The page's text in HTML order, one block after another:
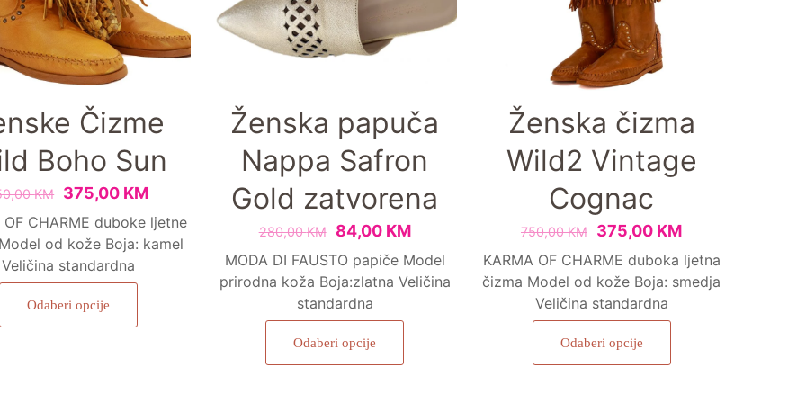
Čizme
Boho Sun
KM 375,00 KM
OF CHARME duboke ljetne
od kože Boja: kamel
Veličina standardna
Odaberi opcije
Ženska papuča
Nappa Safron
Gold zatvorena
280,00KM 84,00 KM
MODA DI FAUSTO papiče Model
prirodna koža Boja:zlatna Veličina
standardna
Odaberi opcije
Ženska čizma
Wild2 Vintage
Cognac
750,00KM 375,00 KM
KARMA OF CHARME duboka ljetna
čizma Model od kože Boja: smedja
Veličina standardna
Odaberi opcije